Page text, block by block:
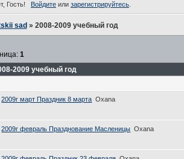
Гость! Войдитеили зарегистрируйтесь.
sad » 2008-2009 учебный год
2009 учебный год
1
2009г март Праздник 8 марта Oxana
2009г февраль Празднование Масленицы Oxana